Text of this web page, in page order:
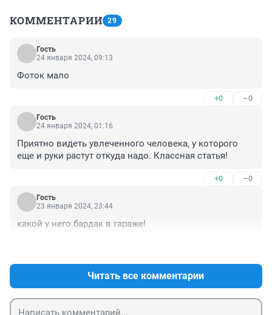
КОММЕНТАРИИ 29
Гость
24 января 2024, 09:13
Фоток мало
+0 –0
Гость
24 января 2024, 01:16
Приятно видеть увлеченного человека, у которого
еще и руки растут откуда надо. Классная статья!
+0 –0
Гость
23 января 2024, 23:44
какой у него бардак в гараже!
Читать все комментарии